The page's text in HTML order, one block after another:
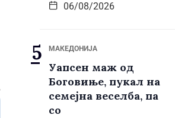
06/08/2026
МАКЕДОНИЈА
Уапсен маж од
Боговиње, пукал на
семејна веселба, па
со